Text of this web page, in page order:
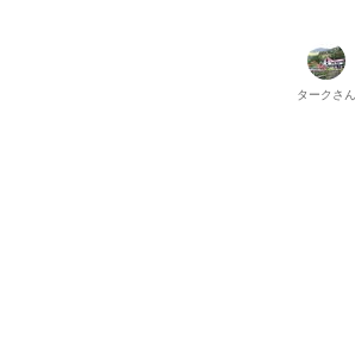
ターク さん